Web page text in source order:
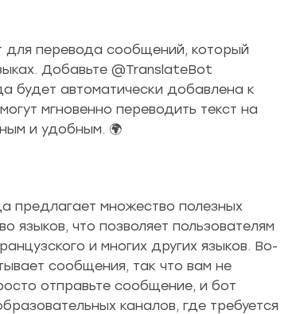
для перевода сообщений, который
Добавьте @TranslateBot
будет автоматически добавлена к
мгновенно переводить текст на
и удобным. 🌍
предлагает множество полезных
что позволяет пользователям
и многих других языков. Во-
сообщения, так что вам не
отправьте сообщение, и бот
каналов, где требуется